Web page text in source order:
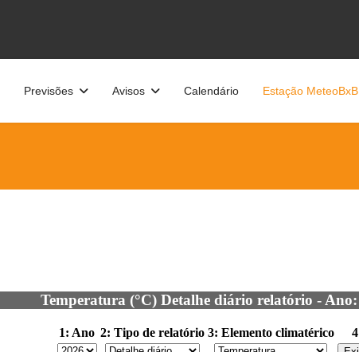
Previsões Avisos Calendário Estação MeteoBxB